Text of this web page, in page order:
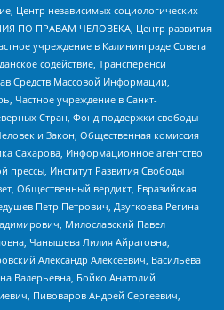
Центр независимых социологических
ПО ПРАВАМ ЧЕЛОВЕКА, Центр развития
учреждение в Калининграде Совета
содействие, Трансперенси
Средств Массовой Информации,
Частное учреждение в Санкт-
Стран, Фонд поддержки свободы
и Закон, Общественная комиссия
Сахарова, Информационное агентство
Институт Развития Свободы
Общественный вердикт, Евразийская
Петр Петрович, Дзугкоева Регина
Милославский Павел
Чанышева Лилия Айратовна,
Александр Алексеевич, Васильева
Валерьевна, Бойко Анатолий
Пивоваров Андрей Сергеевич,